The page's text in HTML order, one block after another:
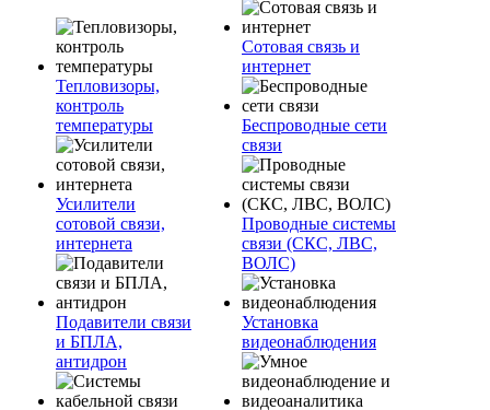
Тепловизоры,
контроль
температуры
Усилители
сотовой связи,
интернета
Подавители связи
и БПЛА,
антидрон
Сотовая связь и
интернет
Беспроводные сети
связи
Проводные системы
связи (СКС, ЛВС,
ВОЛС)
Установка
видеонаблюдения